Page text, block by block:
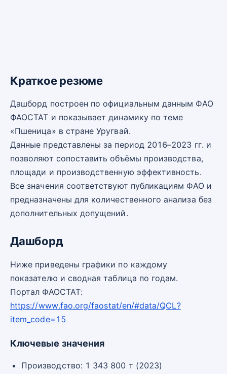
Краткое резюме
Дашборд построен по официальным данным ФАО
ФАОСТАТ и показывает динамику по теме
«Пшеница» в стране Уругвай.
Данные представлены за период 2016–2023 гг. и
позволяют сопоставить объёмы производства,
площади и производственную эффективность.
Все значения соответствуют публикациям ФАО и
предназначены для количественного анализа без
дополнительных допущений.
Дашборд
Ниже приведены графики по каждому
показателю и сводная таблица по годам.
Портал ФАОСТАТ:
https://www.fao.org/faostat/en/#data/QCL?
item_code=15
Ключевые значения
Производство: 1 343 800 т (2023)